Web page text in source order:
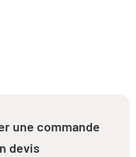
une commande
devis